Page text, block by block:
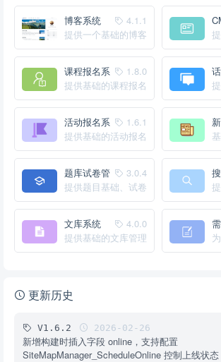
4.1.1
博客系统
提供一个基础的博客
系统
1.8.0
课程报名系
统
提供基础的课程报名
管理系统
1.6.1
活动报名系
统
提供基础的活动报名
系统
3.0.4
题库试卷管
理
提供题目基础、试卷
管理功能
4.0.0
文库系统
提供基础的文库管理
系统
更新历史
V1.6.2 2026-02-26
新增构建时插入字段 online，支持配置
SiteMapManager_ScheduleOnline 控制上线状态